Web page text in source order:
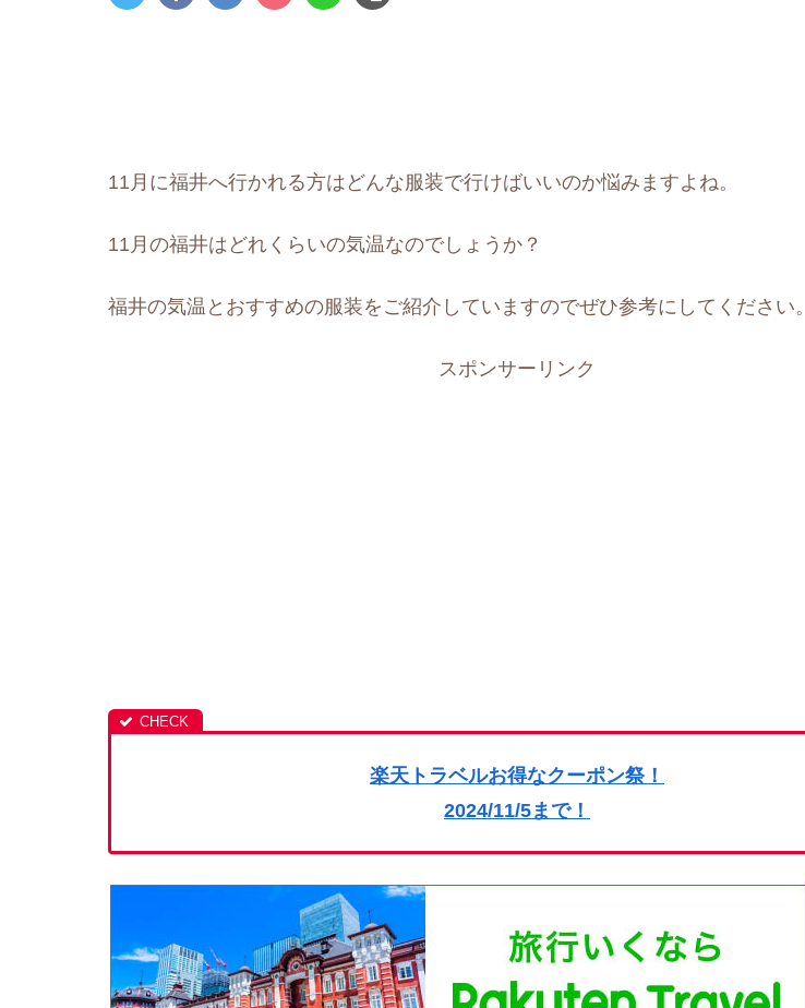
11月に福井へ行かれる方はどんな服装で行けばいいのか悩みますよね。
11月の福井はどれくらいの気温なのでしょうか？
福井の気温とおすすめの服装をご紹介していますのでぜひ参考にしてください。
スポンサーリンク
楽天トラベルお得なクーポン祭！
2024/11/5まで！